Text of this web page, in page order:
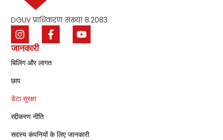
DGUV प्राधिकरण संख्या 8.2083
जानकारी
बिलिंग और लागत
छाप
डेटा सुरक्षा
रद्दीकरण नीति
सदस्य कंपनियों के लिए जानकारी